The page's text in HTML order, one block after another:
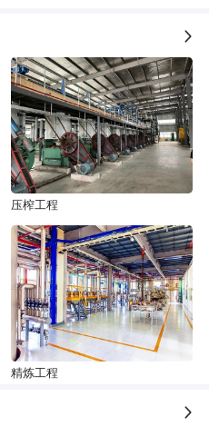
压榨工程
精炼工程